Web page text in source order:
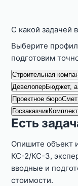
С какой задачей
Выберите
подготовим
Строительная
ДевелоперБюджет,
Проектное бюро
Госзаказчик
Есть
Опишите объект
КС-2/КС-3,
вводные и
стоимости.